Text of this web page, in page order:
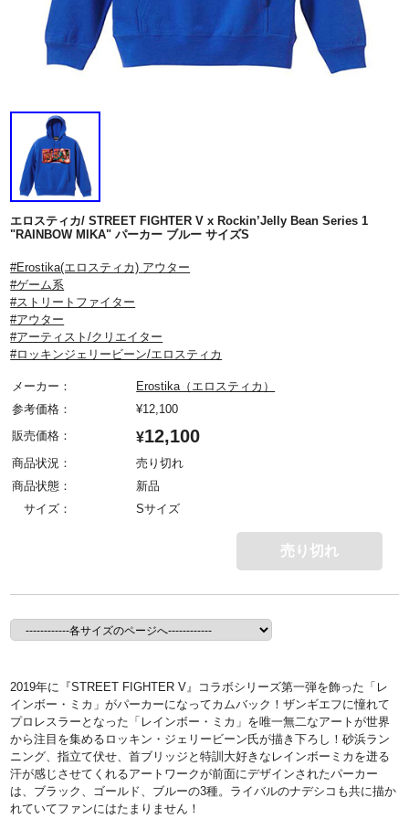
エロスティカ/ STREET FIGHTER V x Rockin’Jelly Bean Series 1
"RAINBOW MIKA" パーカー ブルー サイズS
#Erostika(エロスティカ) アウター
#ゲーム系
#ストリートファイター
#アウター
#アーティスト/クリエイター
#ロッキンジェリービーン/エロスティカ
メーカー：
Erostika（エロスティカ）
参考価格：
¥12,100
販売価格：
¥12,100
商品状況：
売り切れ
商品状態：
新品
サイズ：
Sサイズ
売り切れ
2019年に『STREET FIGHTER V』コラボシリーズ第一弾を飾った「レ
インボー・ミカ」がパーカーになってカムバック！ザンギエフに憧れて
プロレスラーとなった「レインボー・ミカ」を唯一無二なアートが世界
から注目を集めるロッキン・ジェリービーン氏が描き下ろし！砂浜ラン
ニング、指立て伏せ、首ブリッジと特訓大好きなレインボーミカを迸る
汗が感じさせてくれるアートワークが前面にデザインされたパーカー
は、ブラック、ゴールド、ブルーの3種。ライバルのナデシコも共に描か
れていてファンにはたまりません！